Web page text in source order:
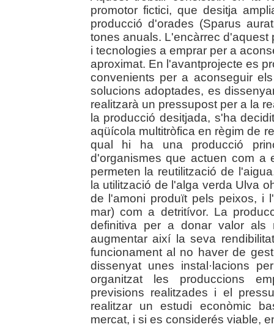
promotor fictici, que desitja
producció d'orades (Sparus
tones anuals. L'encàrrec d'aquest
i tecnologies a emprar per a
aproximat. En l'avantprojecte es
convenients per a aconseguir
solucions adoptades, es
realitzarà un pressupost per a la
la producció desitjada, s'ha
aqüícola multitròfica en règim de
qual hi ha una producció
d'organismes que actuen com a
permeten la reutilització de
la utilització de l'alga verda Ulva
de l'amoni produït pels peixos, i
mar) com a detritívor. La
definitiva per a donar valor als
augmentar així la seva
funcionament al no haver de
dissenyat unes instal·lacions
organitzat les produccions
previsions realitzades i el
realitzar un estudi econòmic
mercat, i si es considerés viable,